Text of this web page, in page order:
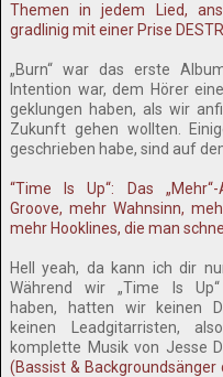
Themen in jedem Lied,
gradlinig mit einer Prise
„Burn“ war das erste
Intention war, dem Hörer
geklungen haben, als wir
Zukunft gehen wollten.
geschrieben habe, sind auf
“Time Is Up“: Das
Groove, mehr Wahnsinn,
mehr Hooklines, die man
Hell yeah, da kann ich dir
Während wir „Time Is Up“
haben, hatten wir keinen
keinen Leadgitarristen,
komplette Musik von Jesse
(Bassist &